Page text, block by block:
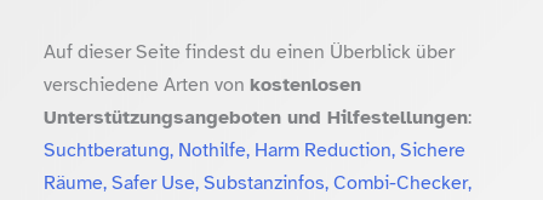
Auf dieser Seite findest du einen Überblick über
verschiedene Arten von kostenlosen
Unterstützungsangeboten und Hilfestellungen:
Suchtberatung, Nothilfe, Harm Reduction, Sichere
Räume, Safer Use, Substanzinfos, Combi-Checker,